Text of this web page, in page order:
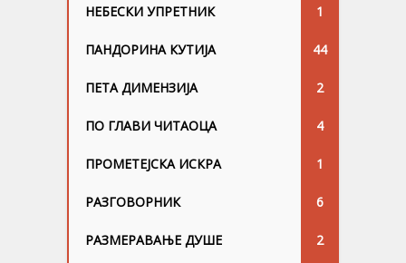
НЕБЕСКИ УПРЕТНИК 1
ПАНДОРИНА КУТИЈА 44
ПЕТА ДИМЕНЗИЈА 2
ПО ГЛАВИ ЧИТАОЦА 4
ПРОМЕТЕЈСКА ИСКРА 1
РАЗГОВОРНИК 6
РАЗМЕРАВАЊЕ ДУШЕ 2